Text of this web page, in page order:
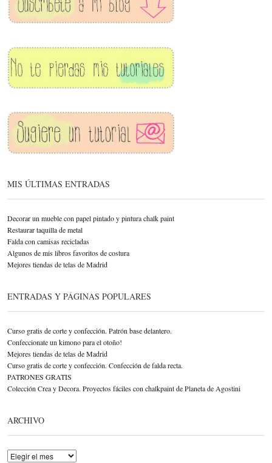
MIS ÚLTIMAS ENTRADAS
Decorar un mueble con papel pintado y pintura chalk paint
Restaurar taquilla de metal
Falda con camisas recicladas
Algunos de mis libros favoritos de costura
Mejores tiendas de telas de Madrid
ENTRADAS Y PÁGINAS POPULARES
Curso gratis de corte y confección. Patrón base delantero.
Confeccionate un kimono para el otoño!
Mejores tiendas de telas de Madrid
Curso gratis de corte y confección. Confección de falda recta.
PATRONES GRATIS
Colección Crea y Decora. Proyectos fáciles con chalkpaint de Planeta de Agostini
ARCHIVO
Archivo